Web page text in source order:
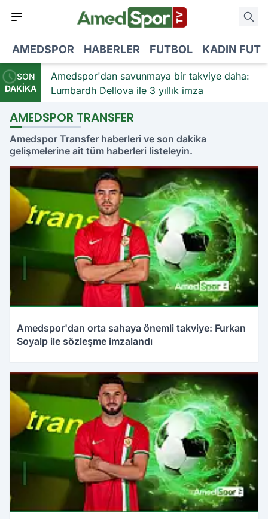
AMEDSPOR HABERLER FUTBOL KADIN
SON
DAKİKA
Amedspor'dan savunmaya bir takviye daha:
Lumbardh Dellova ile 3 yıllık imza
AMEDSPOR TRANSFER
Amedspor Transfer haberleri ve son dakika
gelişmelerine ait tüm haberleri listeleyin.
Amedspor'dan orta sahaya önemli takviye: Furkan
Soyalp ile sözleşme imzalandı